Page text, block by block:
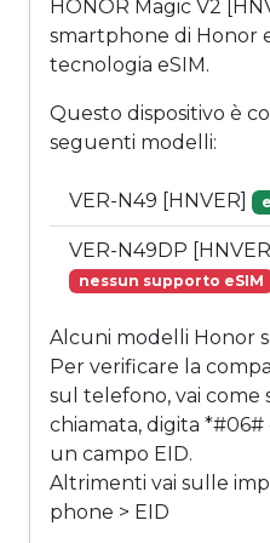
HONOR Magic V2
smartphone di Honor
tecnologia eSIM.
Questo dispositivo è
seguenti modelli:
VER-N49 [HNVER]
VER-N49DP [HNVER]
nessun supporto eSIM
Alcuni modelli Honor
Per verificare la
sul telefono, vai come
chiamata, digita
un campo EID.
Altrimenti vai sulle
phone > EID